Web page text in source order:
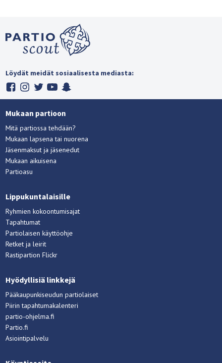
Löydät meidät sosiaalisesta mediasta:
Mukaan partioon
Mitä partiossa tehdään?
Mukaan lapsena tai nuorena
Jäsenmaksut ja jäsenedut
Mukaan aikuisena
Partioasu
Lippukuntalaisille
Ryhmien kokoontumisajat
Tapahtumat
Partiolaisen käyttöohje
Retket ja leirit
Rastipartion Flickr
Hyödyllisiä linkkejä
Pääkaupunkiseudun partiolaiset
Piirin tapahtumakalenteri
partio-ohjelma.fi
Partio.fi
Asiointipalvelu